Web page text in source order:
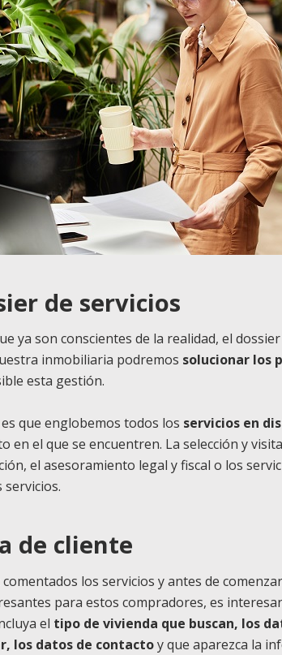
de servicios
ya son conscientes de la realidad, el
inmobiliaria podremos solucionar los
esta gestión.
que englobemos todos los servicios en
en el que se encuentren. La selección y
el asesoramiento legal y fiscal o los
servicios.
de cliente
comentados los servicios y antes de
para estos compradores, es
el tipo de vivienda que buscan, los
los datos de contactoy que aparezca la